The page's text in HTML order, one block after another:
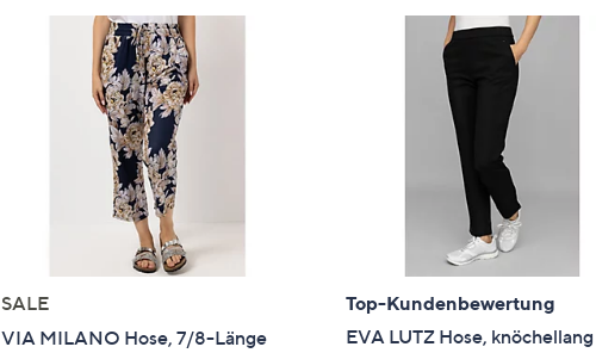
SALE
VIA MILANO Hose, 7/8-Länge
Top-Kundenbewertung
EVA LUTZ Hose, knöchellang